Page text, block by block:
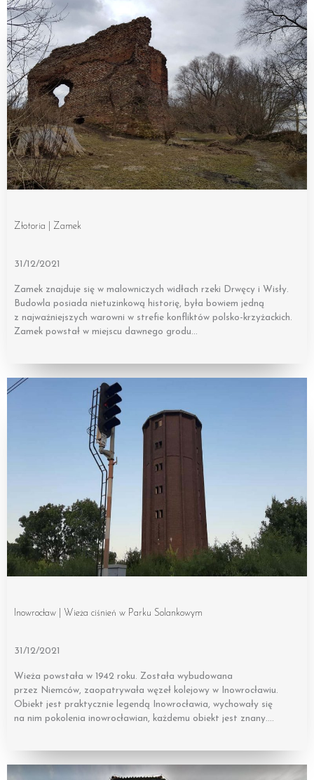
Złotoria | Zamek
31/12/2021
Zamek znajduje się w malowniczych widłach rzeki Drwęcy i Wisły.
Budowla posiada nietuzinkową historię, była bowiem jedną
z najważniejszych warowni w strefie konfliktów polsko-krzyżackich.
Zamek powstał w miejscu dawnego grodu…
Inowrocław | Wieża ciśnień w Parku Solankowym
31/12/2021
Wieża powstała w 1942 roku. Została wybudowana
przez Niemców, zaopatrywała węzeł kolejowy w Inowrocławiu.
Obiekt jest praktycznie legendą Inowrocławia, wychowały się
na nim pokolenia inowrocławian, każdemu obiekt jest znany….